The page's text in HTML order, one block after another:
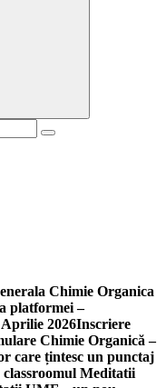
Chimie Organica
platformei –
2026Inscriere
Chimie Organică –
care țintesc un punctaj
Meditatii